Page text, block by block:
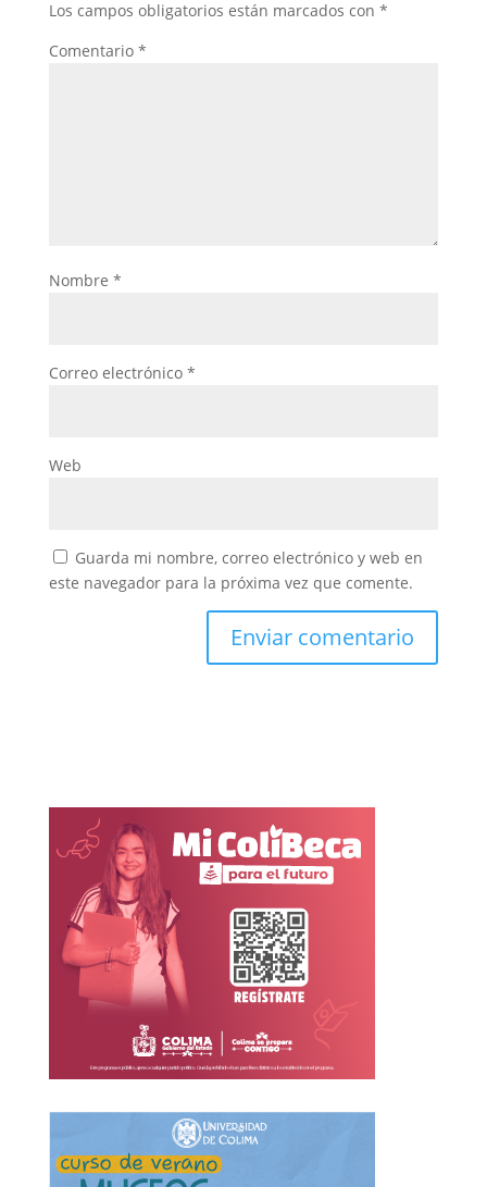
Los campos obligatorios están marcados con *
Comentario *
Nombre *
Correo electrónico *
Web
Guarda mi nombre, correo electrónico y web en
este navegador para la próxima vez que comente.